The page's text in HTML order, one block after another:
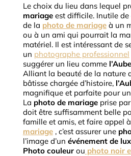
Le choix du lieu dans lequel
mariageest difficile. Inutile
de la photo de mariageà un
ou à un ami qui pourrait la
matériel. Il est intéressant de
un photographe professionnel
suggérer un lieu comme
Alliant la beauté de la nature
bâtisse chargée d’histoire,
magnifique et parfaite pour
La photo de mariageprise
doit être suffisamment belle
famille et amis, et faire appel
mariage, c’est assurer une
l’image d’un événement de
Photo couleurou photo noir